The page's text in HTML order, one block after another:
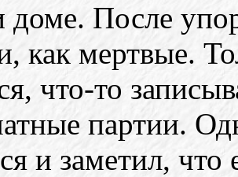
После
как мертвые.
что-то
партии.
и заметил,